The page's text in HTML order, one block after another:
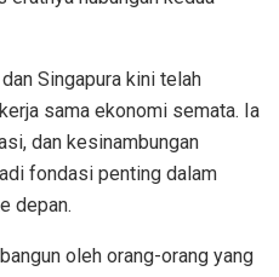
Singapura kini telah
sama ekonomi semata. Ia
dan kesinambungan
fondasi penting dalam
depan.
oleh orang-orang yang